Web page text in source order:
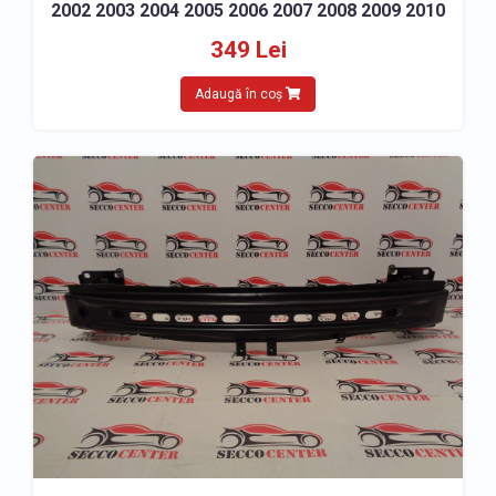
2002 2003 2004 2005 2006 2007 2008 2009 2010
349 Lei
Adaugă în coș